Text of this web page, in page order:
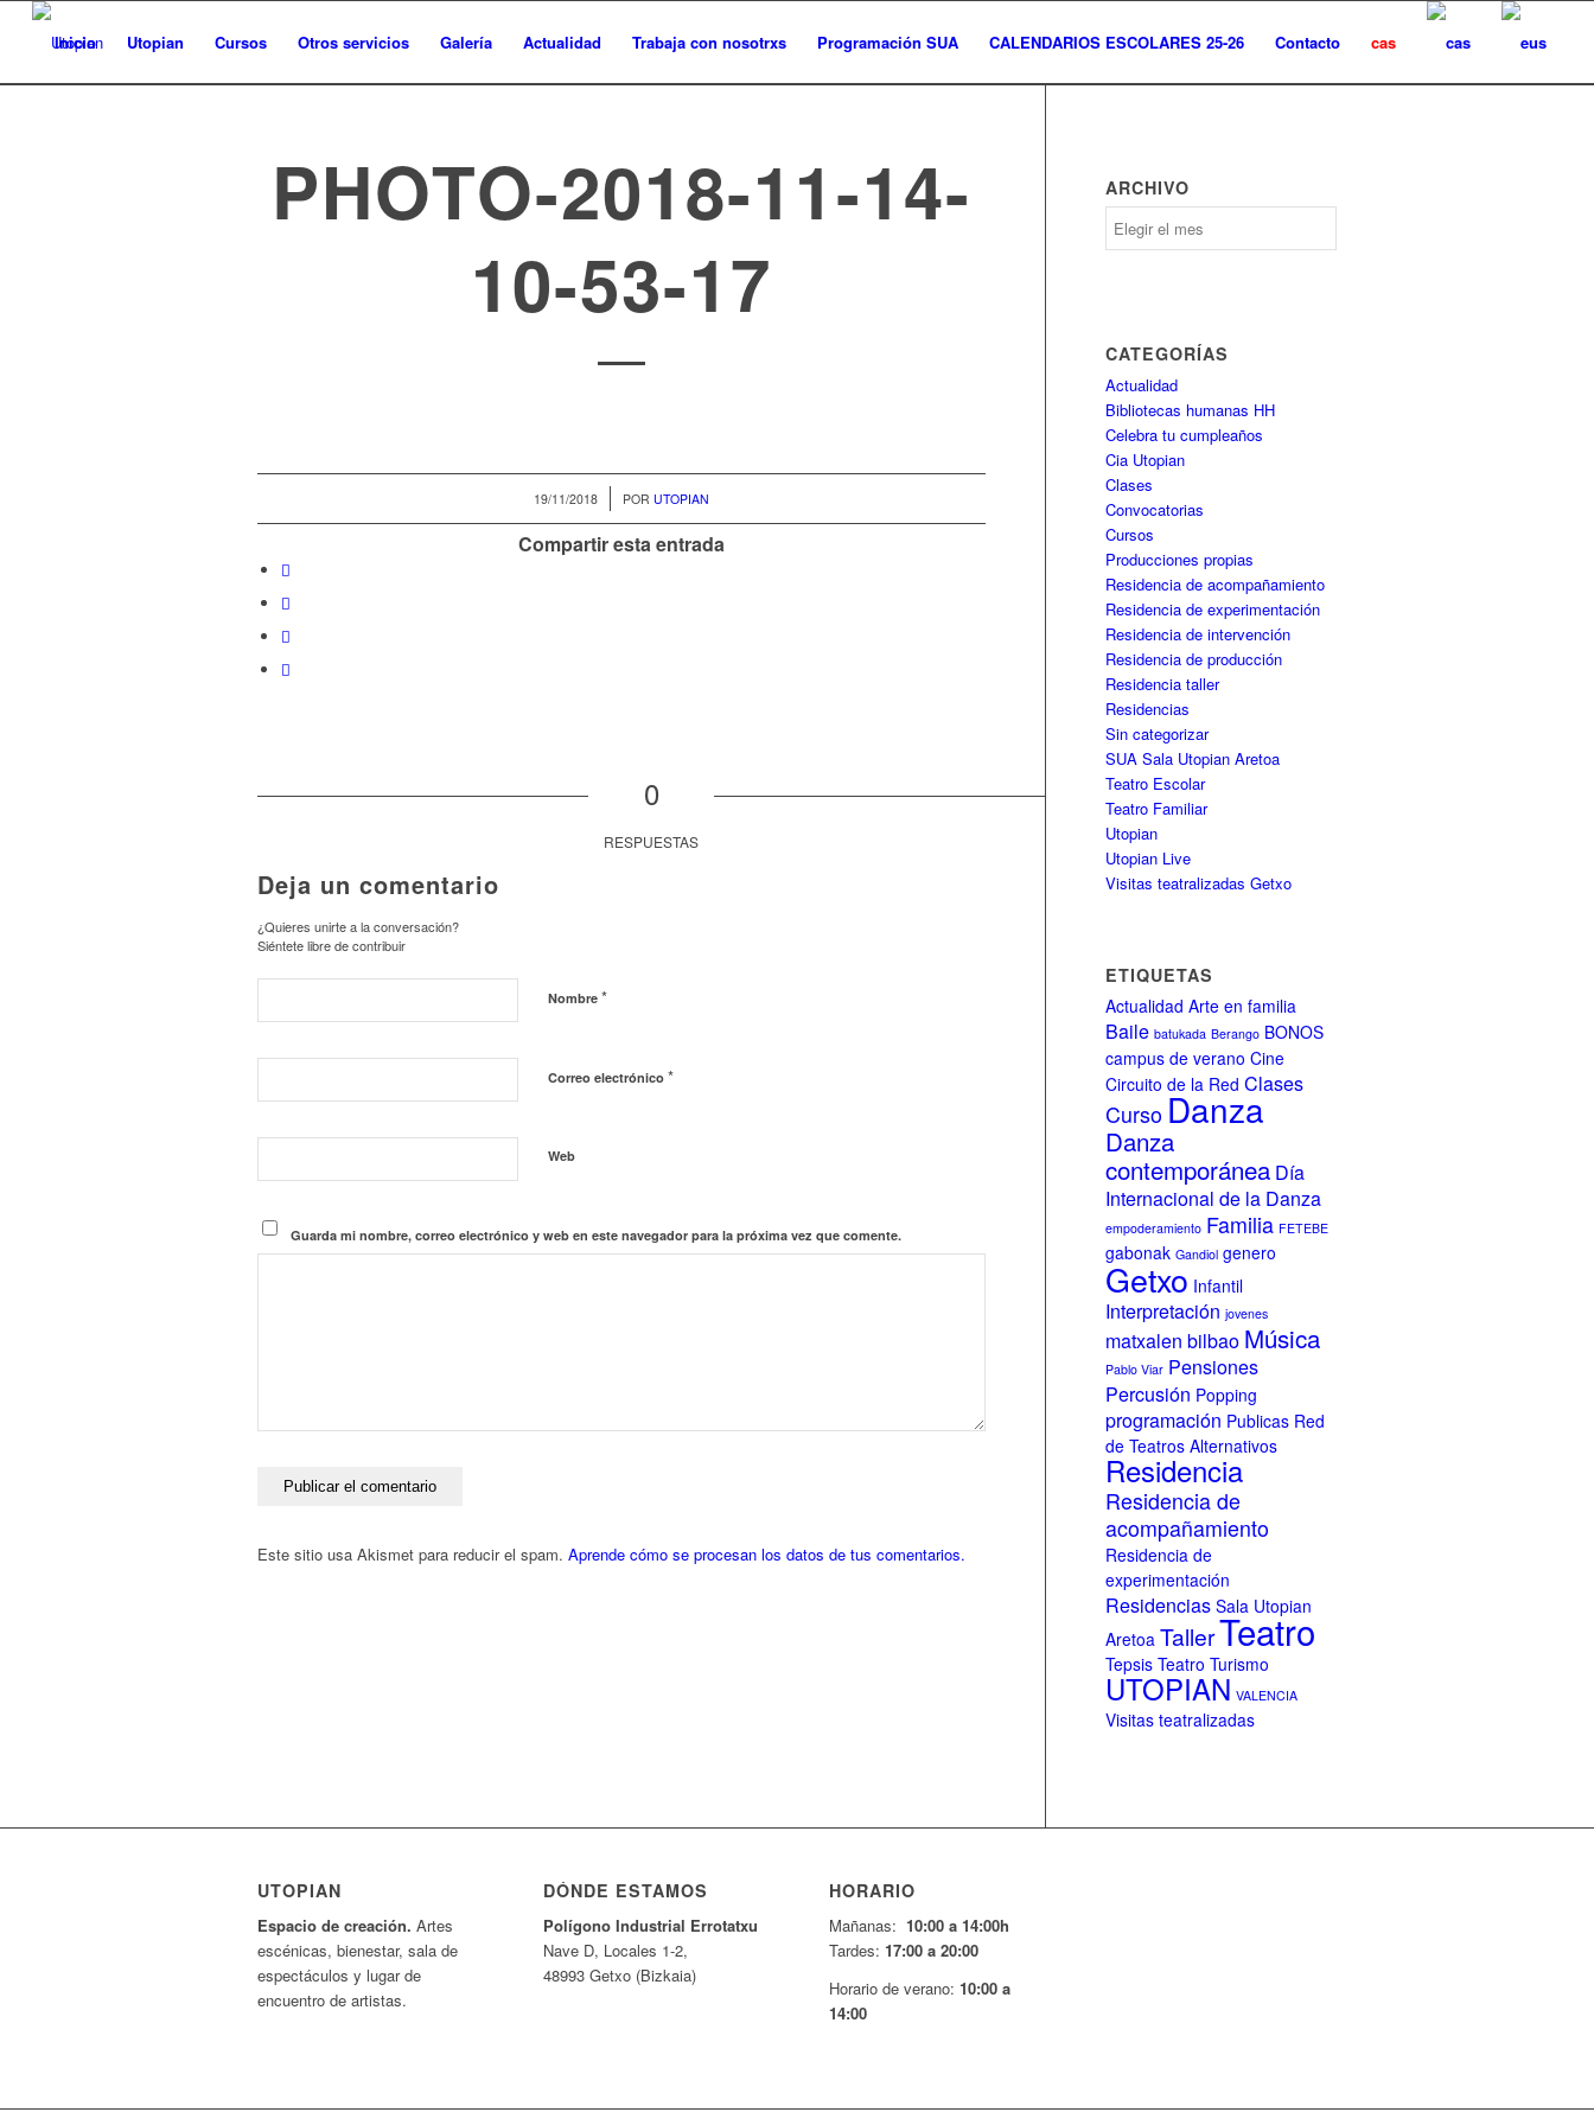
Inicio Utopian Cursos Otros servicios Galería Actualidad Trabaja con nosotrxs Programación SUA CALENDARIOS ESCOLARES 25-26 Contacto cas
PHOTO-2018-11-14-
10-53-17
19/11/2018
/ PORUTOPIAN
Compartir esta entrada
0
RESPUESTAS
Deja un comentario
¿Quieres unirte a la conversación?
Siéntete libre de contribuir
Nombre *
Correo electrónico *
Web
Guarda mi nombre, correo electrónico y web en este navegador para la próxima vez que comente.
Este sitio usa Akismet para reducir el spam. Aprende cómo se procesan los datos de tus comentarios.
ARCHIVO
CATEGORÍAS
Actualidad
Bibliotecas humanas HH
Celebra tu cumpleaños
Cia Utopian
Clases
Convocatorias
Cursos
Producciones propias
Residencia de acompañamiento
Residencia de experimentación
Residencia de intervención
Residencia de producción
Residencia taller
Residencias
Sin categorizar
SUA Sala Utopian Aretoa
Teatro Escolar
Teatro Familiar
Utopian
Utopian Live
Visitas teatralizadas Getxo
ETIQUETAS
Actualidad Arte en familia
Baile batukada Berango BONOS
campus de verano Cine
Circuito de la Red Clases
Curso Danza
Danza
contemporánea Día
Internacional de la Danza
empoderamiento Familia FETEBE
gabonak Gandiol genero
Getxo Infantil
Interpretación jovenes
matxalen bilbao Música
Pablo Viar Pensiones
Percusión Popping
programación Publicas Red
de Teatros Alternativos
Residencia
Residencia de
acompañamiento
Residencia de
experimentación
Residencias Sala Utopian
Aretoa TallerTeatro
Tepsis Teatro Turismo
UTOPIAN VALENCIA
Visitas teatralizadas
UTOPIAN
Espacio de creación. Artes
escénicas, bienestar, sala de
espectáculos y lugar de
encuentro de artistas.
DÓNDE ESTAMOS
Polígono Industrial Errotatxu
Nave D, Locales 1-2,
48993 Getxo (Bizkaia)
HORARIO
Mañanas: 10:00 a 14:00h
Tardes: 17:00 a 20:00
Horario de verano: 10:00 a
14:00